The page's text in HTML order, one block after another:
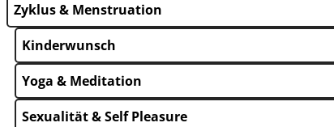
Zyklus & Menstruation
Kinderwunsch
Yoga & Meditation
Sexualität & Self Pleasure